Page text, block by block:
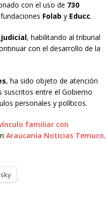
con el uso de 730
Folab y Educc.
, habilitando al tribunal
con el desarrollo de la
, ha sido objeto de atención
suscritos entre el Gobierno
personales y políticos.
familiar con
Araucanía Noticias Temuco.